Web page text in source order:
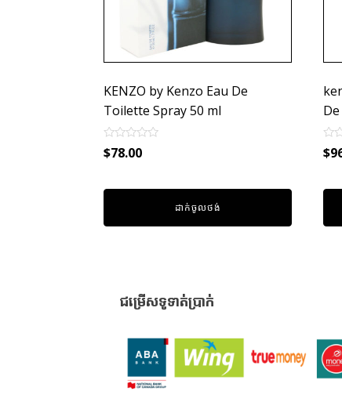
KENZO by Kenzo Eau De
Toilette Spray 50 ml
Rated
0
5
$78.00
ដាក់ចូលថង់
0
5
$
ជម្រើសទូទាត់ប្រាក់